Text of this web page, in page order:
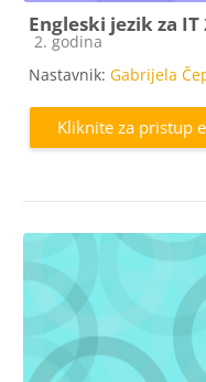
Engleski jezik za IT
Kategorija e-kolegija
2. godina
Nastavnik: Gabrijela
Kliknite za pristup